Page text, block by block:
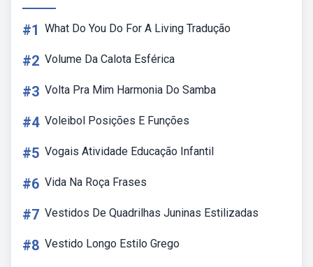
#1 What Do You Do For A Living Tradução
#2 Volume Da Calota Esférica
#3 Volta Pra Mim Harmonia Do Samba
#4 Voleibol Posições E Funções
#5 Vogais Atividade Educação Infantil
#6 Vida Na Roça Frases
#7 Vestidos De Quadrilhas Juninas Estilizadas
#8 Vestido Longo Estilo Grego